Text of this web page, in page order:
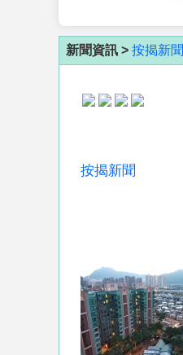
新聞資訊 > 按揭新聞
按揭新聞